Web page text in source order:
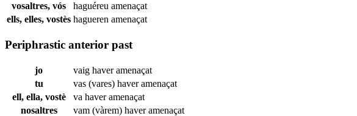
vosaltres, vós
haguéreu amenaçat
ells, elles, vostès hagueren amenaçat
Periphrastic anterior past
jo vaig haveramenaçat
tu
vas (vares) haveramenaçat
ell, ella, vostè
va haveramenaçat
nosaltres
vam (vàrem) haveramenaçat